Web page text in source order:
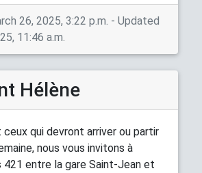
26, 2025, 3:22 p.m. - Updated
11:46 a.m.
Hélène
qui devront arriver ou partir
nous vous invitons à
421 entre la gare Saint-Jean et